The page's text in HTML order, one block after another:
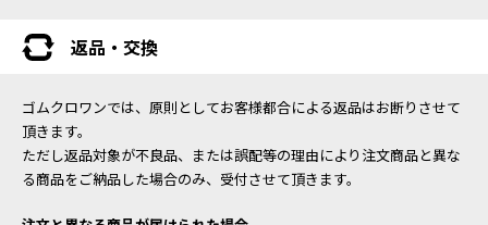
返品・交換
ゴムクロワンでは、原則としてお客様都合による返品はお断りさせて
頂きます。
ただし返品対象が不良品、または誤配等の理由により注文商品と異な
る商品をご納品した場合のみ、受付させて頂きます。